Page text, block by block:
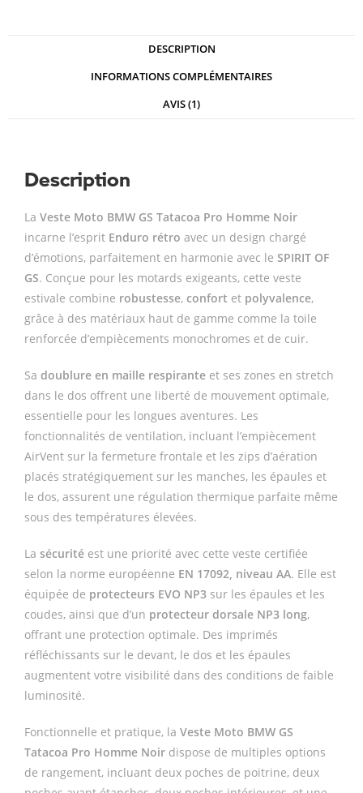
DESCRIPTION
INFORMATIONS COMPLÉMENTAIRES
AVIS (1)
Description
La Veste Moto BMW GS Tatacoa Pro Homme Noir
incarne l’esprit Enduro rétro avec un design chargé
d’émotions, parfaitement en harmonie avec le SPIRIT OF
GS. Conçue pour les motards exigeants, cette veste
estivale combine robustesse, confort et polyvalence,
grâce à des matériaux haut de gamme comme la toile
renforcée d’empiècements monochromes et de cuir.
Sa doublure en maille respirante et ses zones en stretch
dans le dos offrent une liberté de mouvement optimale,
essentielle pour les longues aventures. Les
fonctionnalités de ventilation, incluant l’empiècement
AirVent sur la fermeture frontale et les zips d’aération
placés stratégiquement sur les manches, les épaules et
le dos, assurent une régulation thermique parfaite même
sous des températures élevées.
La sécurité est une priorité avec cette veste certifiée
selon la norme européenne EN 17092, niveau AA. Elle est
équipée de protecteurs EVO NP3 sur les épaules et les
coudes, ainsi que d’un protecteur dorsale NP3 long,
offrant une protection optimale. Des imprimés
réfléchissants sur le devant, le dos et les épaules
augmentent votre visibilité dans des conditions de faible
luminosité.
Fonctionnelle et pratique, la Veste Moto BMW GS
Tatacoa Pro Homme Noir dispose de multiples options
de rangement, incluant deux poches de poitrine, deux